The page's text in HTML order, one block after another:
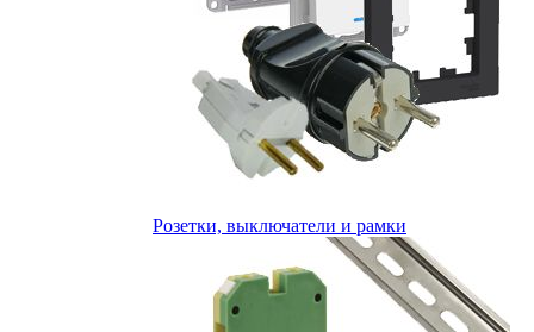
Розетки, выключатели и рамки